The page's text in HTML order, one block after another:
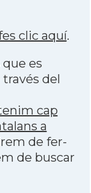
clic aquí.
es
del
cap
a
de fer-
de buscar